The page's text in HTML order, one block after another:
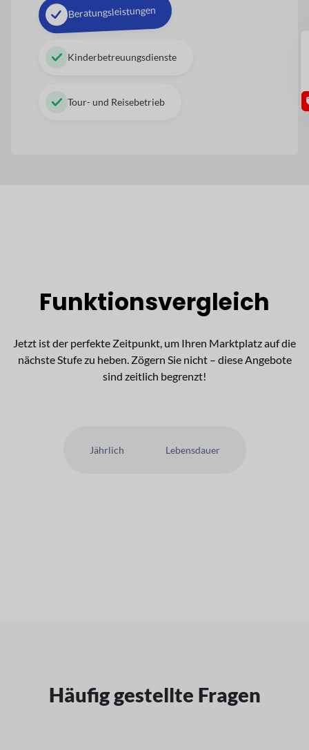
Beratungsleistungen
Kinderbetreuungsdienste
Tour- und Reisebetrieb
Funktionsvergleich
Jetzt ist der perfekte Zeitpunkt, um Ihren Marktplatz auf die
nächste Stufe zu heben. Zögern Sie nicht – diese Angebote
sind zeitlich begrenzt!
Jährlich Lebensdauer
Häufig gestellte Fragen